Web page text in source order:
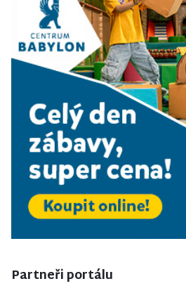
Partneři portálu